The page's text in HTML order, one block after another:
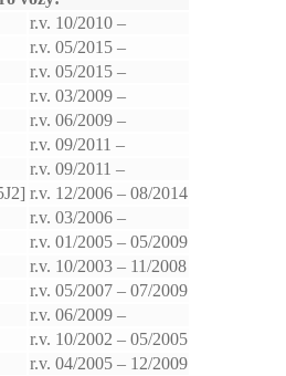
r.v. 10/2010 –
r.v. 05/2015 –
r.v. 05/2015 –
r.v. 03/2009 –
r.v. 06/2009 –
r.v. 09/2011 –
r.v. 09/2011 –
r.v. 12/2006 – 08/2014
r.v. 03/2006 –
r.v. 01/2005 – 05/2009
r.v. 10/2003 – 11/2008
r.v. 05/2007 – 07/2009
r.v. 06/2009 –
r.v. 10/2002 – 05/2005
r.v. 04/2005 – 12/2009